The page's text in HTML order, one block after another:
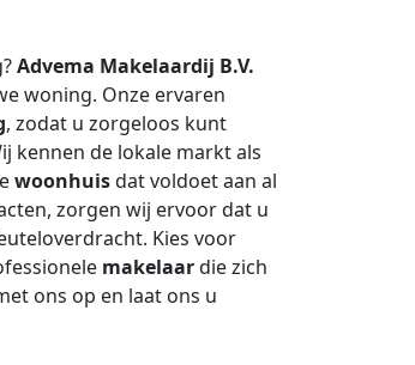
Advema Makelaardij B.V.
woning. Onze ervaren
, zodat u zorgeloos kunt
kennen de lokale markt als
woonhuisdat voldoet aan al
zorgen wij ervoor dat u
Kies voor
makelaardie zich
ons op en laat ons u